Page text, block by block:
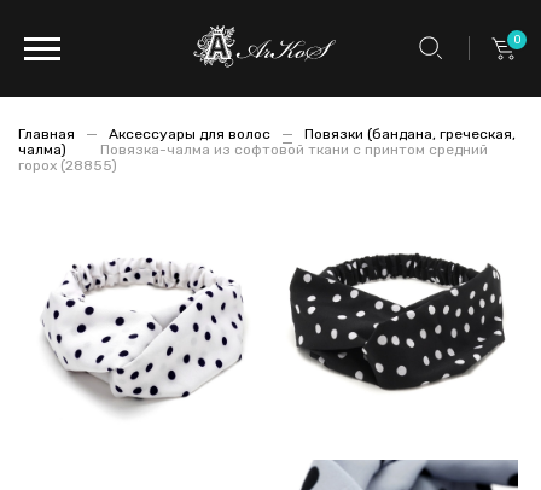
0
Главная Аксессуары для волос
Повязки (бандана, греческая,
чалма)
Повязка-чалма из софтовой ткани с принтом средний
горох (28855)